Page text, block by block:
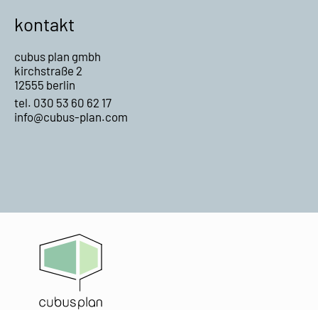
kontakt
cubus plan gmbh
kirchstraße 2
12555 berlin
tel. 030 53 60 62 17
info@cubus-plan.com